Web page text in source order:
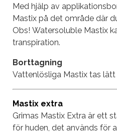
Med hjälp av
Mastix på det område där
Obs! Watersoluble Mastix
transpiration.
Borttagning
Vattenlösliga Mastix tas
Mastix extra
Grimas Mastix Extra är ett
för huden, det används för